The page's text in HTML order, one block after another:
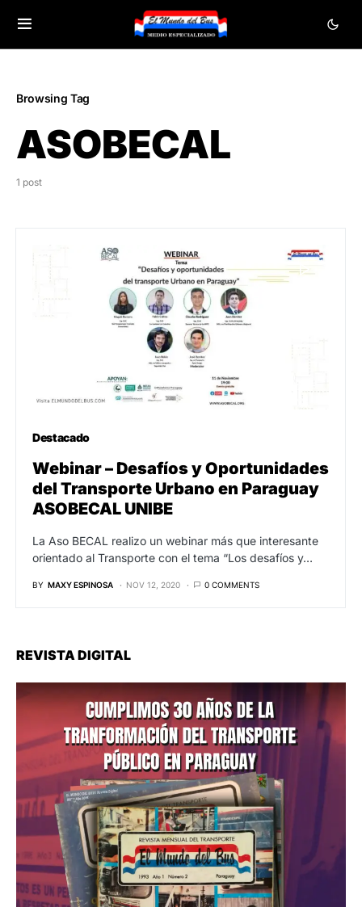
Browsing Tag
ASOBECAL
1 post
Destacado
Webinar – Desafíos y Oportunidades
del Transporte Urbano en Paraguay
ASOBECAL UNIBE
La Aso BECAL realizo un webinar más que interesante
orientado al Transporte con el tema “Los desafíos y…
BY MAXY ESPINOSA NOV 12, 2020 0 COMMENTS
REVISTA DIGITAL